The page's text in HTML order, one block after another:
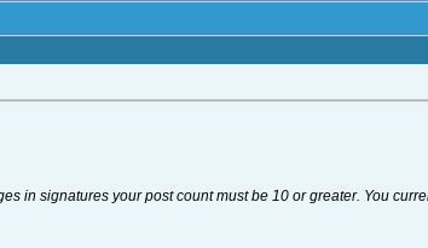
in signatures your post count must be 10 or greater. You